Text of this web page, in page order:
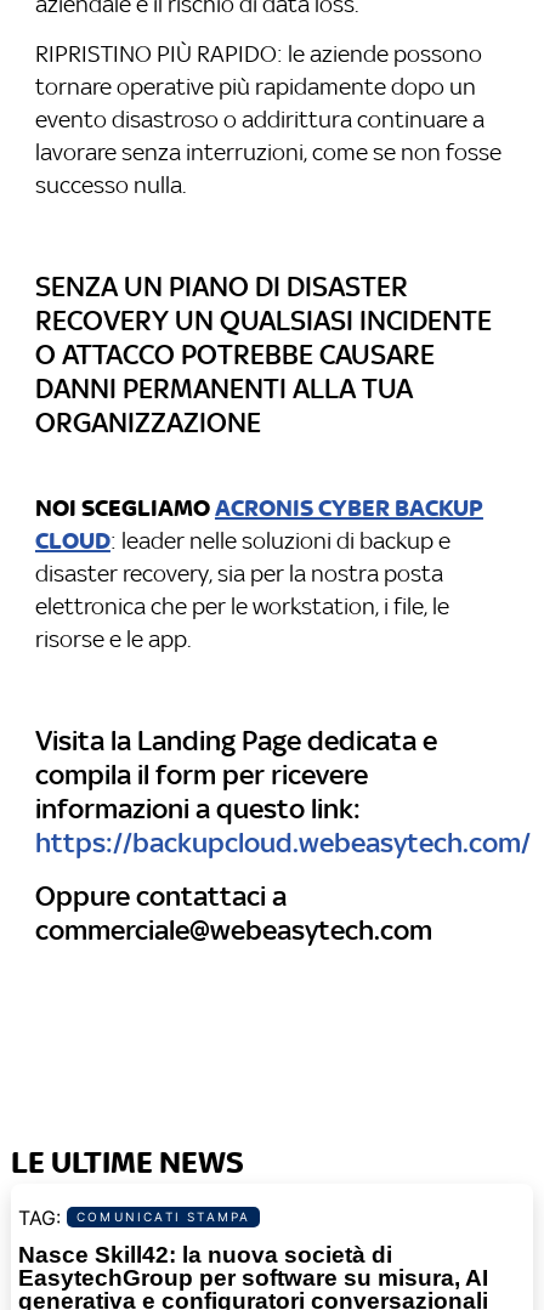
RIPRISTINO PIÙ RAPIDO: le aziende possono
tornare operative più rapidamente dopo un
evento disastroso o addirittura continuare a
lavorare senza interruzioni, come se non fosse
successo nulla.
SENZA UN PIANO DI DISASTER
RECOVERY UN QUALSIASI INCIDENTE
O ATTACCO POTREBBE CAUSARE
DANNI PERMANENTI ALLA TUA
ORGANIZZAZIONE
NOI SCEGLIAMOACRONIS CYBER BACKUP
CLOUD: leader nelle soluzioni di backup e
disaster recovery, sia per la nostra posta
elettronica che per le workstation, i file, le
risorse e le app.
Visita la Landing Page dedicata e
compila il form per ricevere
informazioni a questo link:
https://backupcloud.webeasytech.com/
Oppure contattaci a
commerciale@webeasytech.com
LE ULTIME NEWS
COMUNICATI STAMPA
Nasce Skill42: la nuova società di
EasytechGroup per software su misura, AI
generativa e configuratori conversazionali